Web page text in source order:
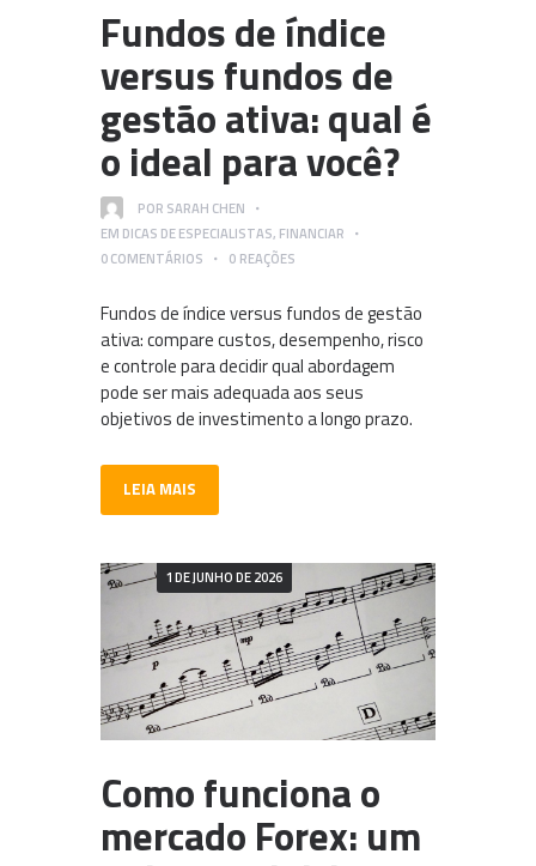
Fundos de índice
versus fundos de
gestão ativa: qual é
o ideal para você?
POR SARAH CHEN
EM DICAS DE ESPECIALISTAS, FINANCIAR
0COMENTÁRIOS 0 REAÇÕES
Fundos de índice versus fundos de gestão
ativa: compare custos, desempenho, risco
e controle para decidir qual abordagem
pode ser mais adequada aos seus
objetivos de investimento a longo prazo.
LEIA MAIS
1 DE JUNHO DE 2026
Como funciona o
mercado Forex: um